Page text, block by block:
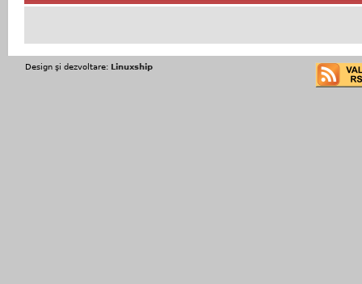
Design şi dezvoltare: Linuxship